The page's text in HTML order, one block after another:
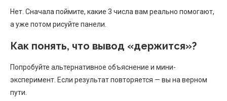
Нет. Сначала поймите, какие 3 числа вам реально помогают,
а уже потом рисуйте панели.
Как понять, что вывод «держится»?
Попробуйте альтернативное объяснение и мини-
эксперимент. Если результат повторяется — вы на верном
пути.